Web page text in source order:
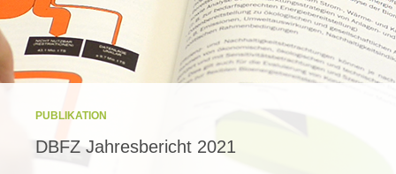
PUBLIKATION
DBFZ Jahresbericht 2021